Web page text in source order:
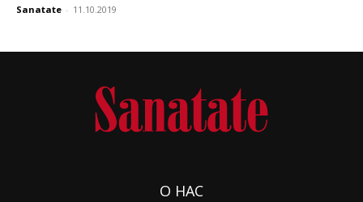
Sanatate - 11.10.2019
О НАС